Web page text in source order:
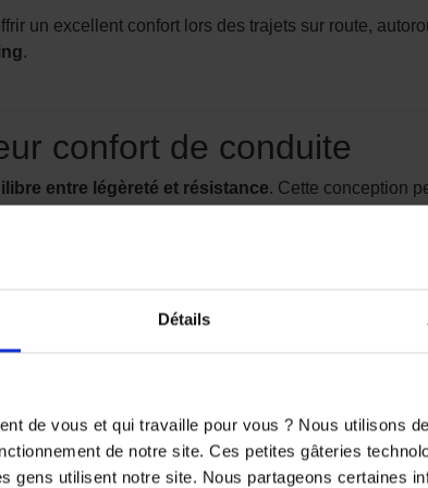
Détails
de vous et qui travaille pour vous ? Nous utilisons
de notre site. Ces petites gâteries
gens utilisent notre site. Nous partageons certaines
un excellent confort lors des trajets sur route,
.
confort de conduite
entre légèreté et résistance. Cette conception
distances.
, offrant un meilleur confort de
, permettant de
pratique pour s’adapter rapidement aux
perception de la route et de son